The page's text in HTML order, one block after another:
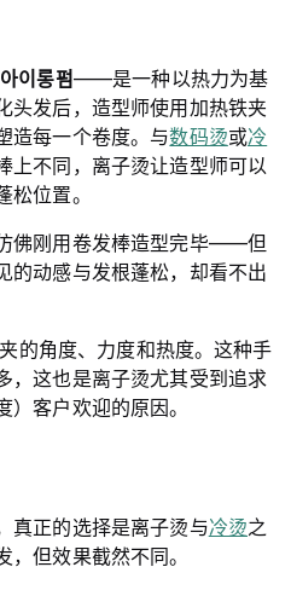
아이롱펌——是一种以热力为基
头发后，造型师使用加热铁夹
造每一个卷度。与数码烫或冷
上不同，离子烫让造型师可以
位置。
佛刚用卷发棒造型完毕——但
的动感与发根蓬松，却看不出
的角度、力度和热度。这种手
，这也是离子烫尤其受到追求
客户欢迎的原因。
真正的选择是离子烫与冷烫之
但效果截然不同。